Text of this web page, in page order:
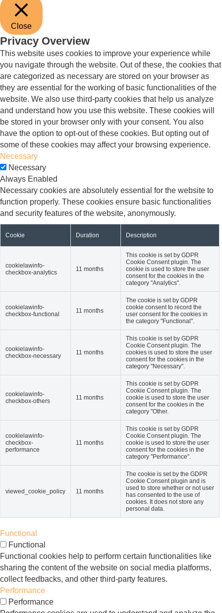
Close
Privacy Overview
This website uses cookies to improve your experience while
you navigate through the website. Out of these, the cookies that
are categorized as necessary are stored on your browser as
they are essential for the working of basic functionalities of the
website. We also use third-party cookies that help us analyze
and understand how you use this website. These cookies will
be stored in your browser only with your consent. You also
have the option to opt-out of these cookies. But opting out of
some of these cookies may affect your browsing experience.
Necessary
Necessary
Always Enabled
Necessary cookies are absolutely essential for the website to
function properly. These cookies ensure basic functionalities
and security features of the website, anonymously.
Cookie Duration Description
cookielawinfo-
checkbox-analytics
11 months
This cookie is set by GDPR
Cookie Consent plugin. The
cookie is used to store the user
consent for the cookies in the
category "Analytics".
cookielawinfo-
checkbox-functional
11 months
The cookie is set by GDPR
cookie consent to record the
user consent for the cookies in
the category "Functional".
cookielawinfo-
checkbox-necessary
11 months
This cookie is set by GDPR
Cookie Consent plugin. The
cookies is used to store the user
consent for the cookies in the
category "Necessary".
cookielawinfo-
checkbox-others
11 months
This cookie is set by GDPR
Cookie Consent plugin. The
cookie is used to store the user
consent for the cookies in the
category "Other.
cookielawinfo-
checkbox-
performance
11 months
This cookie is set by GDPR
Cookie Consent plugin. The
cookie is used to store the user
consent for the cookies in the
category "Performance".
viewed_cookie_policy 11 months
The cookie is set by the GDPR
Cookie Consent plugin and is
used to store whether or not user
has consented to the use of
cookies. It does not store any
personal data.
Functional
Functional
Functional cookies help to perform certain functionalities like
sharing the content of the website on social media platforms,
collect feedbacks, and other third-party features.
Performance
Performance